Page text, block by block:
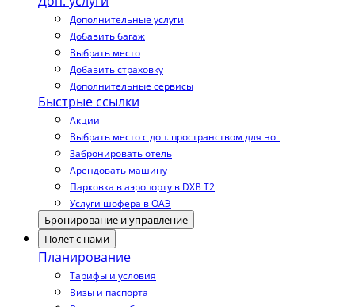
Дополнительные услуги
Добавить багаж
Выбрать место
Добавить страховку
Дополнительные сервисы
Быстрые ссылки
Акции
Выбрать место с доп. пространством для ног
Забронировать отель
Арендовать машину
Парковка в аэропорту в DXB T2
Услуги шофера в ОАЭ
Бронирование и управление
Полет с нами
Планирование
Тарифы и условия
Визы и паспорта